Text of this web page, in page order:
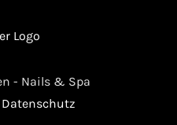
- Nails & Spa
Datenschutz